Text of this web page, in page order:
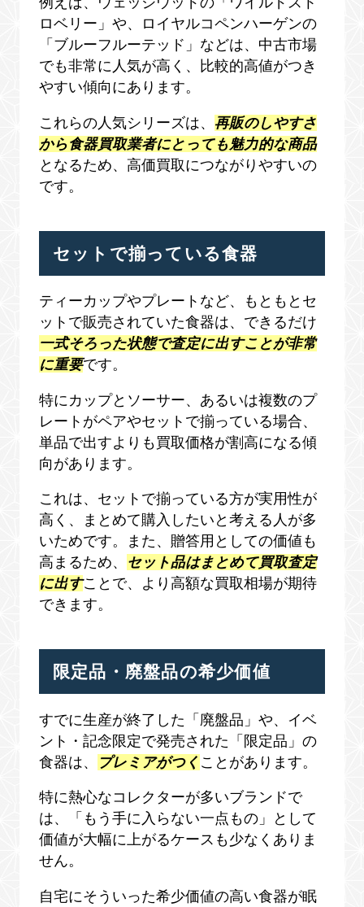
ロベリー」や、ロイヤルコペンハーゲンの
「ブルーフルーテッド」などは、中古市場
でも非常に人気が高く、比較的高値がつき
やすい傾向にあります。
これらの人気シリーズは、 再販のしやすさ
から食器買取業者にとっても魅力的な商品
となるため、高価買取につながりやすいの
です。
セットで揃っている食器
ティーカップやプレートなど、もともとセ
ットで販売されていた食器は、できるだけ
一式そろった状態で査定に出すことが非常
に重要です。
特にカップとソーサー、あるいは複数のプ
レートがペアやセットで揃っている場合、
単品で出すよりも買取価格が割高になる傾
向があります。
これは、セットで揃っている方が実用性が
高く、まとめて購入したいと考える人が多
いためです。また、贈答用としての価値も
高まるため、 セット品はまとめて買取査定
に出すことで、より高額な買取相場が期待
できます。
限定品・廃盤品の希少価値
すでに生産が終了した「廃盤品」や、イベ
ント・記念限定で発売された「限定品」の
食器は、
プレミアがつく ことがあります。
特に熱心なコレクターが多いブランドで
は、「もう手に入らない一点もの」として
価値が大幅に上がるケースも少なくありま
せん。
自宅にそういった希少価値の高い食器が眠